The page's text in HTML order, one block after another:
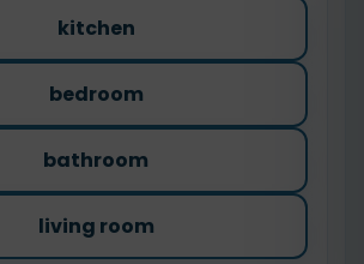
kitchen
bedroom
bathroom
living room